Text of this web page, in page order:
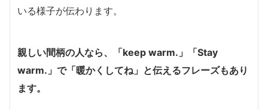
いる様子が伝わります。
親しい間柄の人なら、「keep warm.」「Stay
warm.」で「暖かくしてね」と伝えるフレーズもあり
ます。